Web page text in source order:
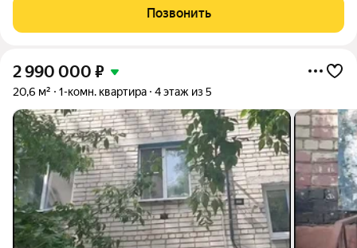
кирпичного дома 1979 года постройки. Высота потолков 2,5
метра.
Позвонить
2 990 000 ₽
20,6 м² 1-комн. квартира 4 этаж из 5